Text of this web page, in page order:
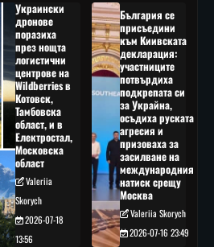
Украински
дронове
поразиха
през нощта
логистични
центрове на
Wildberries в
Котовск,
Тамбовска
област, и в
Електростал,
Московска
област
Valeriia
Skorych
2026-07-18
13:56
България се
присъедини
към Киивската
декларация:
участниците
потвърдиха
подкрепата си
за Украйна,
осъдиха руската
агресия и
призоваха за
засилване на
международния
натиск срещу
Москва
Valeriia Skorych
2026-07-16 23:49